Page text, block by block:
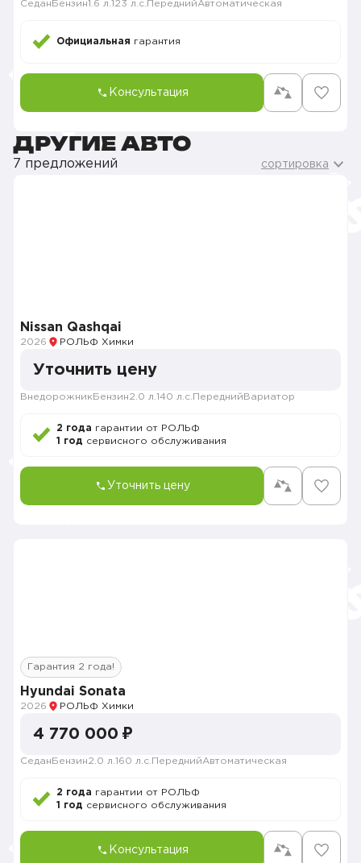
Седан Бензин1.6 л. 123 л.с. ПереднийАвтоматическая
Официальная гарантия
Консультация
ДРУГИЕ АВТО
7 предложений сортировка
Nissan Qashqai
2026 РОЛЬФ Химки
Уточнить цену
Внедорожник Бензин2.0 л. 140 л.с. Передний Вариатор
2 года гарантии от РОЛЬФ
1 год сервисного обслуживания
Уточнить цену
Гарантия 2 года!
Hyundai Sonata
2026 РОЛЬФ Химки
4 770 000 ₽
Седан Бензин2.0 л. 160 л.с. ПереднийАвтоматическая
2 года гарантии от РОЛЬФ
1 год сервисного обслуживания
Консультация